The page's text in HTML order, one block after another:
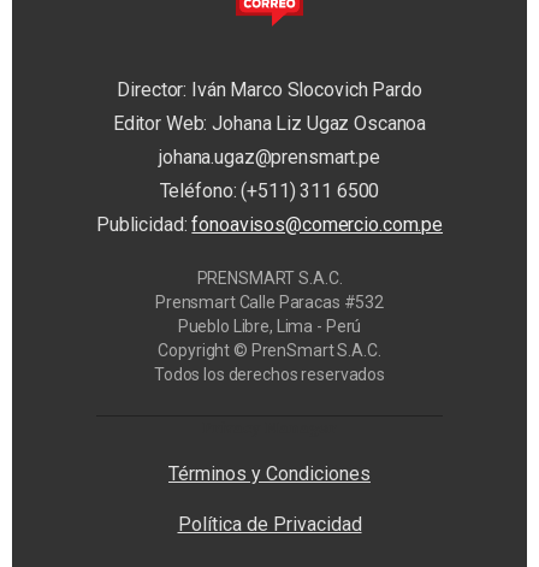
Director: Iván Marco Slocovich Pardo
Editor Web: Johana Liz Ugaz Oscanoa
johana.ugaz@prensmart.pe
Teléfono: (+511) 311 6500
Publicidad:fonoavisos@comercio.com.pe
PRENSMART S.A.C.
Prensmart Calle Paracas #532
Pueblo Libre, Lima - Perú
Copyright © PrenSmart S.A.C.
Todos los derechos reservados
Términos y Condiciones
Política de Privacidad